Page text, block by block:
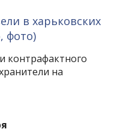
в харьковских
фото)
контрафактного
на